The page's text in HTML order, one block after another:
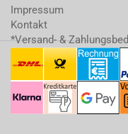
Impressum
Kontakt
*Versand- &